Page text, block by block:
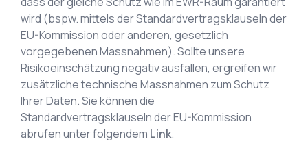
wird (bspw. mittels der Standardvertragsklauseln der
EU-Kommission oder anderen, gesetzlich
vorgegebenen Massnahmen). Sollte unsere
Risikoeinschätzung negativ ausfallen, ergreifen wir
zusätzliche technische Massnahmen zum Schutz
Ihrer Daten. Sie können die
Standardvertragsklauseln der EU-Kommission
abrufen unter folgendem Link.